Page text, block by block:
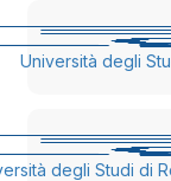
Università degli
degli Studi di